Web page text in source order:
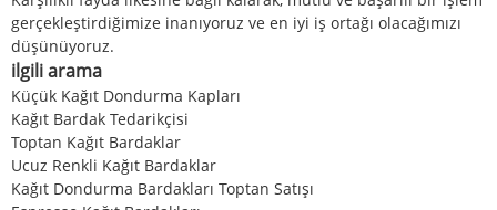
gerçekleştirdiğimize inanıyoruz ve en iyi iş ortağı olacağımızı
düşünüyoruz.
ilgili arama
Küçük Kağıt Dondurma Kapları
Kağıt Bardak Tedarikçisi
Toptan Kağıt Bardaklar
Ucuz Renkli Kağıt Bardaklar
Kağıt Dondurma Bardakları Toptan Satışı